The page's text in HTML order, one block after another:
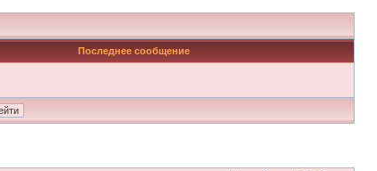
Последнее сообщение